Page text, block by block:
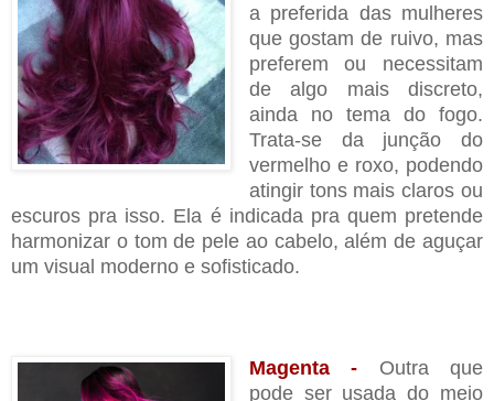
a preferida das mulheres
que gostam de ruivo, mas
preferem ou necessitam
de algo mais discreto,
ainda no tema do fogo.
Trata-se da junção do
vermelho e roxo, podendo
atingir tons mais claros ou
escuros pra isso. Ela é indicada pra quem pretende
harmonizar o tom de pele ao cabelo, além de aguçar
um visual moderno e sofisticado.
Magenta - Outra que
pode ser usada do meio